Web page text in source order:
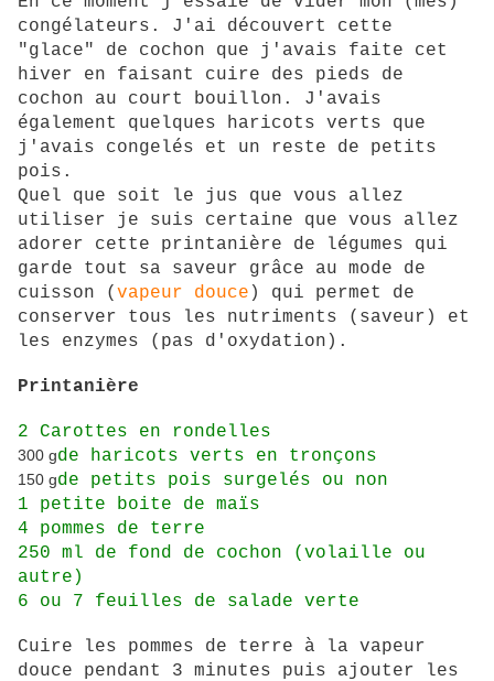
congélateurs. J'ai découvert cette
"glace" de cochon que j'avais faite cet
hiver en faisant cuire des pieds de
cochon au court bouillon. J'avais
également quelques haricots verts que
j'avais congelés et un reste de petits
pois.
Quel que soit le jus que vous allez
utiliser je suis certaine que vous allez
adorer cette printanière de légumes qui
garde tout sa saveur grâce au mode de
cuisson ( vapeur douce ) qui permet de
conserver tous les nutriments (saveur) et
les enzymes (pas d'oxydation).
Printanière
2 Carottes en rondelles
300 gde haricots verts en tronçons
150 gde petits pois surgelés ou non
1 petite boite de maïs
4 pommes de terre
250 ml de fond de cochon (volaille ou
autre)
6 ou 7 feuilles de salade verte
Cuire les pommes de terre à la vapeur
douce pendant 3 minutes puis ajouter les